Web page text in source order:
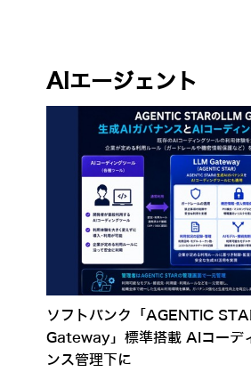
AIエージェント
ソフトバンク「AGENTIC
Gateway」標準搭載 AIコーデ
ンス管理下に